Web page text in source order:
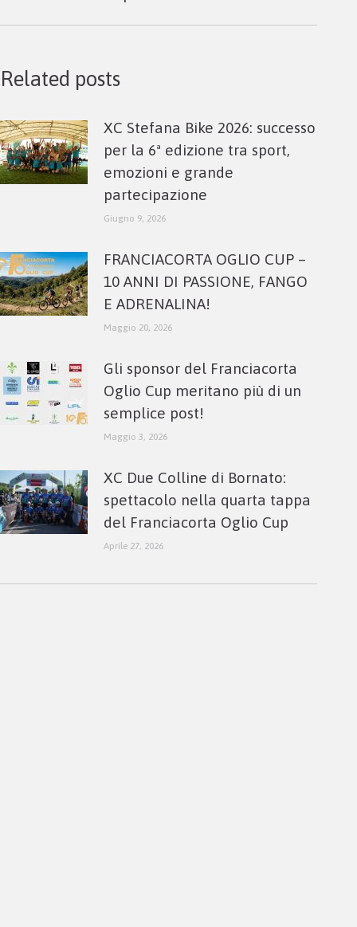
Related posts
XC Stefana Bike 2026: successo
per la 6ª edizione tra sport,
emozioni e grande
partecipazione
Giugno 9, 2026
FRANCIACORTA OGLIO CUP –
10 ANNI DI PASSIONE, FANGO
E ADRENALINA!
Maggio 20, 2026
Gli sponsor del Franciacorta
Oglio Cup meritano più di un
semplice post!
Maggio 3, 2026
XC Due Colline di Bornato:
spettacolo nella quarta tappa
del Franciacorta Oglio Cup
Aprile 27, 2026